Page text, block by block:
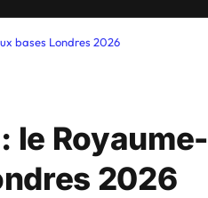
bases Londres 2026
le Royaume-
2026